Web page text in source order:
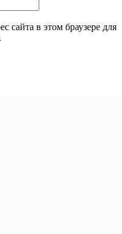
сайта в этом браузере для